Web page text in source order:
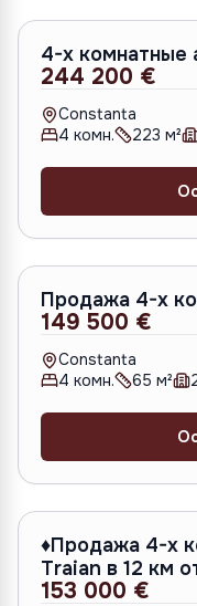
4-х комнатные
244 200 €
Constanta
4 комн. 223 м²
Продажа 4-х
149 500 €
Constanta
4 комн. 65 м²
♦️Продажа 4-х
Traian в 12 км
153 000 €